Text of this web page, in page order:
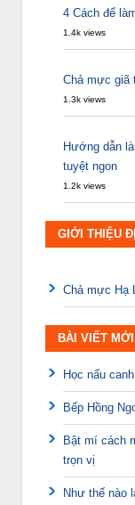
4 Cách để
1.4k views
Chả mực giã
1.3k views
Hướng dẫn
tuyệt ngon
1.2k views
GIỚI THIỆU
Chả mực Hạ
BÀI VIẾT MỚI
Học nấu
Bếp Hồng
Bật mí cách
trọn vị
Như thế nào